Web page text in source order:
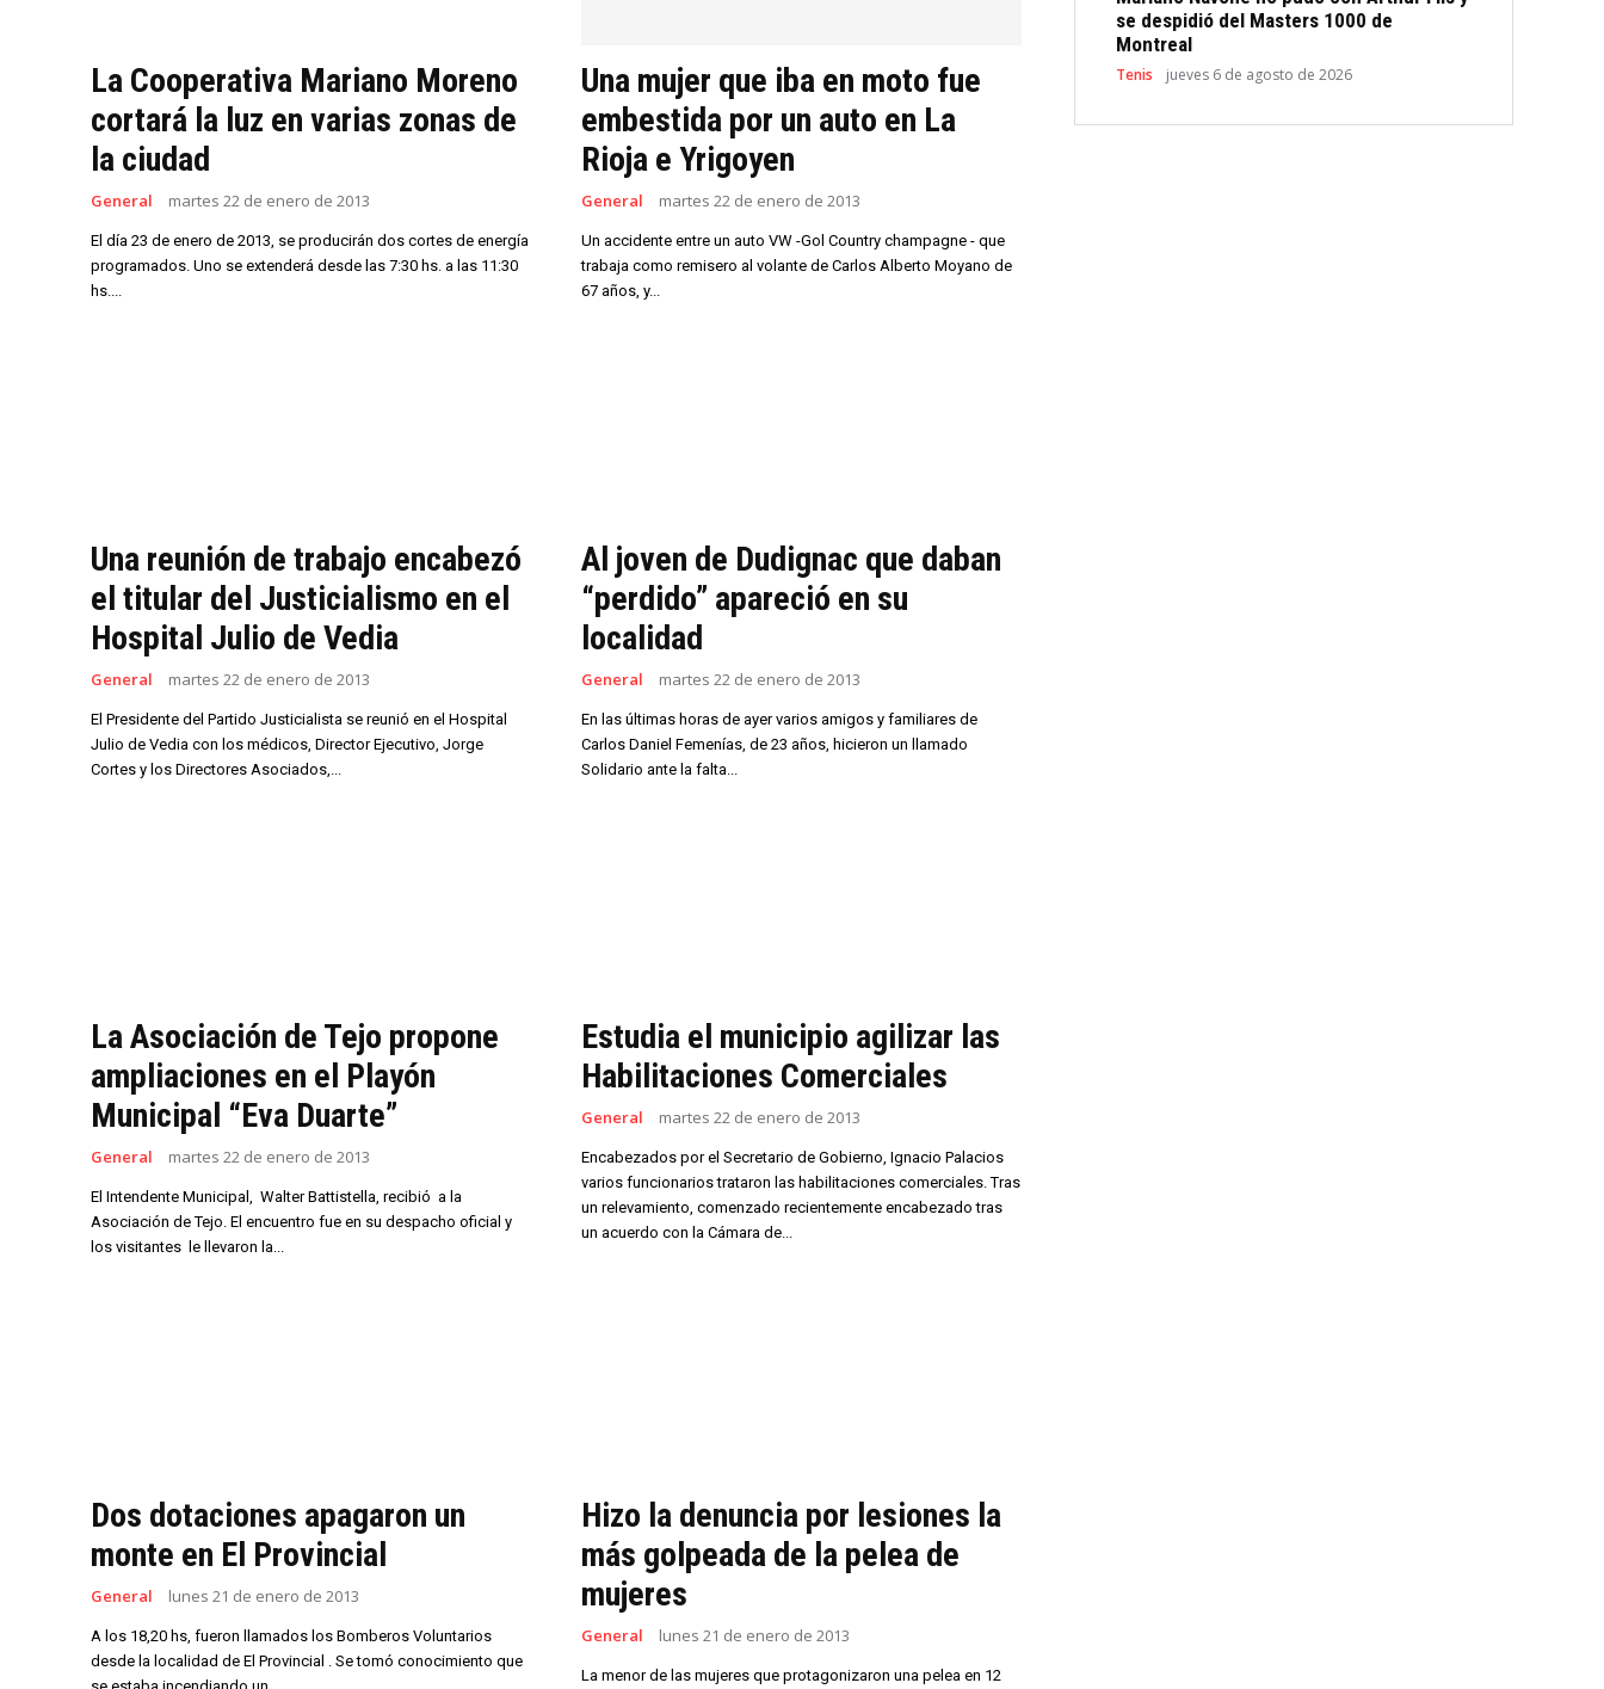
La Cooperativa Mariano Moreno
cortará la luz en varias zonas de
la ciudad
General martes 22 de enero de 2013
El día 23 de enero de 2013, se producirán dos cortes de energía
programados. Uno se extenderá desde las 7:30 hs. a las 11:30
hs....
Una mujer que iba en moto fue
embestida por un auto en La
Rioja e Yrigoyen
General martes 22 de enero de 2013
Un accidente entre un auto VW -Gol Country champagne - que
trabaja como remisero al volante de Carlos Alberto Moyano de
67 años, y...
Una reunión de trabajo encabezó
el titular del Justicialismo en el
Hospital Julio de Vedia
General martes 22 de enero de 2013
El Presidente del Partido Justicialista se reunió en el Hospital
Julio de Vedia con los médicos, Director Ejecutivo, Jorge
Cortes y los Directores Asociados,...
Al joven de Dudignac que daban
“perdido” apareció en su
localidad
General martes 22 de enero de 2013
En las últimas horas de ayer varios amigos y familiares de
Carlos Daniel Femenías, de 23 años, hicieron un llamado
Solidario ante la falta...
La Asociación de Tejo propone
ampliaciones en el Playón
Municipal “Eva Duarte”
General martes 22 de enero de 2013
El Intendente Municipal, Walter Battistella, recibió a la
Asociación de Tejo. El encuentro fue en su despacho oficial y
los visitantes le llevaron la...
Estudia el municipio agilizar las
Habilitaciones Comerciales
General martes 22 de enero de 2013
Encabezados por el Secretario de Gobierno, Ignacio Palacios
varios funcionarios trataron las habilitaciones comerciales. Tras
un relevamiento, comenzado recientemente encabezado tras
un acuerdo con la Cámara de...
Dos dotaciones apagaron un
monte en El Provincial
General lunes 21 de enero de 2013
A los 18,20 hs, fueron llamados los Bomberos Voluntarios
desde la localidad de El Provincial . Se tomó conocimiento que
se estaba incendiando un...
Hizo la denuncia por lesiones la
más golpeada de la pelea de
mujeres
General lunes 21 de enero de 2013
La menor de las mujeres que protagonizaron una pelea en 12
se despidió del Masters 1000 de
Montreal
Tenis jueves 6 de agosto de 2026